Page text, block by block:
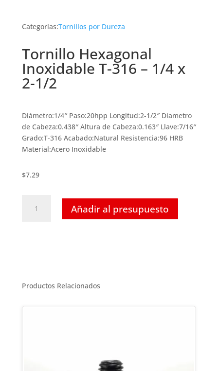
Categorías:Tornillos por Dureza
Tornillo Hexagonal
Inoxidable T-316 – 1/4 x
2-1/2
Diámetro:1/4″ Paso:20hpp Longitud:2-1/2″ Diametro
de Cabeza:0.438″ Altura de Cabeza:0.163″ Llave:7/16″
Grado:T-316 Acabado:Natural Resistencia:96 HRB
Material:Acero Inoxidable
$7.29
Hexagonal
2-
Añadir al presupuesto
Productos Relacionados